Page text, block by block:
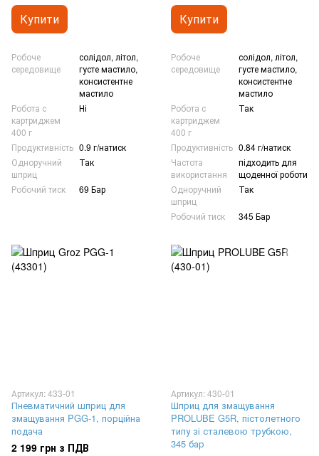
Купити
Робоче
середовище
солідол, літол,
густе мастило,
консистентне
мастило
Робота с
картриджем
400 г
Ні
Продуктивність 0.9 г/натиск
Одноручний
шприц
Так
Робочий тиск 69 Бар
Купити
Робоче
середовище
солідол, літол,
густе мастило,
консистентне
мастило
Робота с
картриджем
400 г
Так
Продуктивність 0.84 г/натиск
Частота
використання
підходить для
щоденної роботи
Одноручний
шприц
Так
Робочий тиск 345 Бар
Артикул: 433-01
Пневматичний шприц для
змащування PGG-1, порційна
подача
2 199 грн з ПДВ
Артикул: 430-01
Шприц для змащування
PROLUBE G5R, пістолетного
типу зі сталевою трубкою,
345 бар